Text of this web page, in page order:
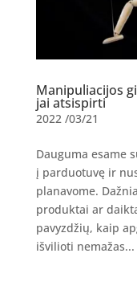
Manipuliacijos
jai atsispirti
2022 /03/21
Dauguma esame
į parduotuvę ir
planavome.
produktai ar
pavyzdžių, kaip
išvilioti nemažas...